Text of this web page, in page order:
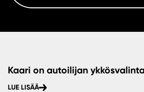
Kaari on autoilijan ykkösvalinta
LUE LISÄÄ